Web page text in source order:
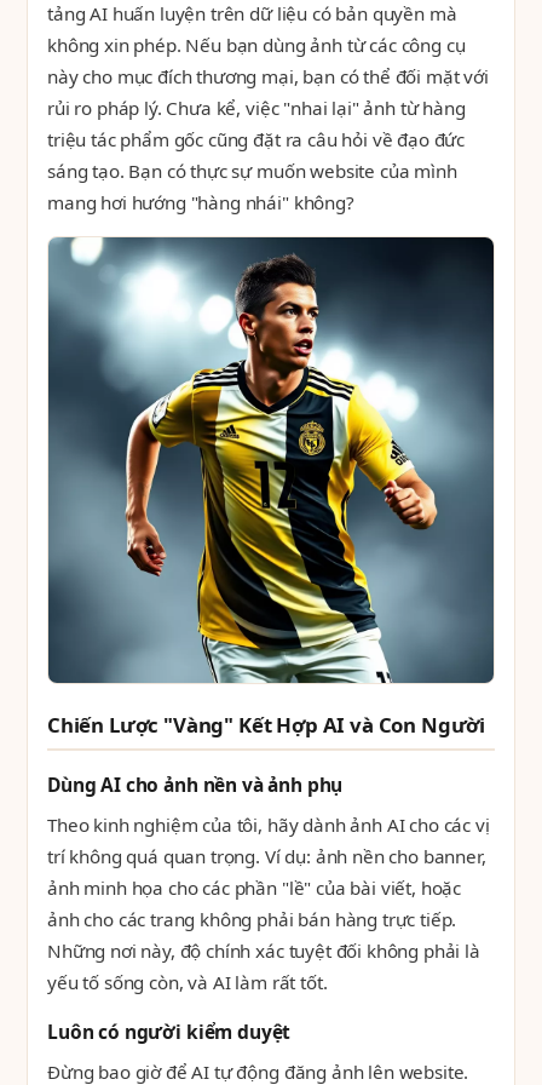
tảng AI huấn luyện trên dữ liệu có bản quyền mà
không xin phép. Nếu bạn dùng ảnh từ các công cụ
này cho mục đích thương mại, bạn có thể đối mặt với
rủi ro pháp lý. Chưa kể, việc "nhai lại" ảnh từ hàng
triệu tác phẩm gốc cũng đặt ra câu hỏi về đạo đức
sáng tạo. Bạn có thực sự muốn website của mình
mang hơi hướng "hàng nhái" không?
Chiến Lược "Vàng" Kết Hợp AI và Con Người
Dùng AI cho ảnh nền và ảnh phụ
Theo kinh nghiệm của tôi, hãy dành ảnh AI cho các vị
trí không quá quan trọng. Ví dụ: ảnh nền cho banner,
ảnh minh họa cho các phần "lề" của bài viết, hoặc
ảnh cho các trang không phải bán hàng trực tiếp.
Những nơi này, độ chính xác tuyệt đối không phải là
yếu tố sống còn, và AI làm rất tốt.
Luôn có người kiểm duyệt
Đừng bao giờ để AI tự động đăng ảnh lên website.